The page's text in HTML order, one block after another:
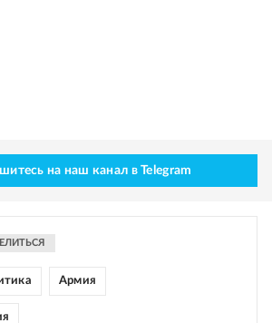
на наш канал в Telegram
Армия